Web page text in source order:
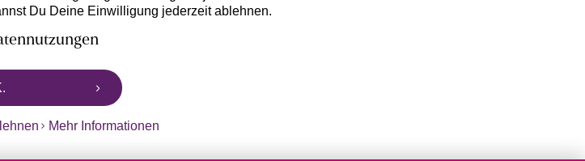
Du Deine Einwilligung jederzeit ablehnen.
deinem Endgerät abgerufene Daten (Trackingdaten) oder die
zur Aussteuerung unserer Werbung sowie auch zu eigenen
deiner pseudonymisierten Daten, sondern auch deren
Mehr Informationen